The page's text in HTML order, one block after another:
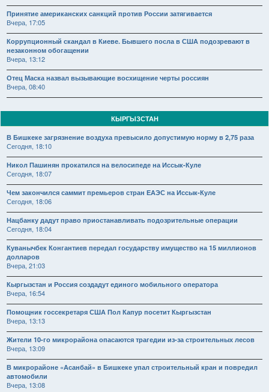
Принятие американских санкций против России затягивается
Вчера, 17:05
Коррупционный скандал в Киеве. Бывшего посла в США подозревают в
незаконном обогащении
Вчера, 13:12
Отец Маска назвал вызывающие восхищение черты россиян
Вчера, 08:40
КЫРГЫЗСТАН
В Бишкеке загрязнение воздуха превысило допустимую норму в 2,75 раза
Сегодня, 18:10
Никол Пашинян прокатился на велосипеде на Иссык-Куле
Сегодня, 18:07
Чем закончился саммит премьеров стран ЕАЭС на Иссык-Куле
Сегодня, 18:06
Нацбанку дадут право приостанавливать подозрительные операции
Сегодня, 18:04
Куванычбек Конгантиев передал государству имущество на 15 миллионов
долларов
Вчера, 21:03
Кыргызстан и Россия создадут единого мобильного оператора
Вчера, 16:54
Помощник госсекретаря США Пол Капур посетит Кыргызстан
Вчера, 13:13
Жители 10-го микрорайона опасаются трагедии из-за строительных лесов
Вчера, 13:09
В микрорайоне «Асанбай» в Бишкеке упал строительный кран и повредил
автомобили
Вчера, 13:08